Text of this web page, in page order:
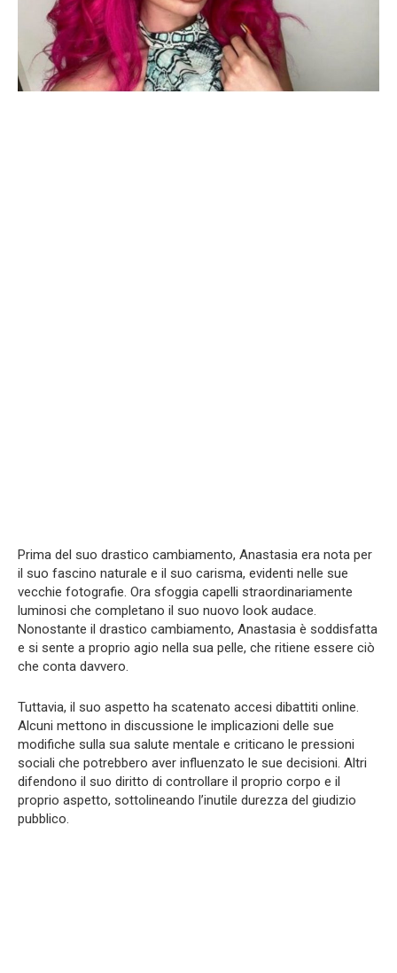
Prima del suo drastico cambiamento, Anastasia era nota per
il suo fascino naturale e il suo carisma, evidenti nelle sue
vecchie fotografie. Ora sfoggia capelli straordinariamente
luminosi che completano il suo nuovo look audace.
Nonostante il drastico cambiamento, Anastasia è soddisfatta
e si sente a proprio agio nella sua pelle, che ritiene essere ciò
che conta davvero.
Tuttavia, il suo aspetto ha scatenato accesi dibattiti online.
Alcuni mettono in discussione le implicazioni delle sue
modifiche sulla sua salute mentale e criticano le pressioni
sociali che potrebbero aver influenzato le sue decisioni. Altri
difendono il suo diritto di controllare il proprio corpo e il
proprio aspetto, sottolineando l’inutile durezza del giudizio
pubblico.